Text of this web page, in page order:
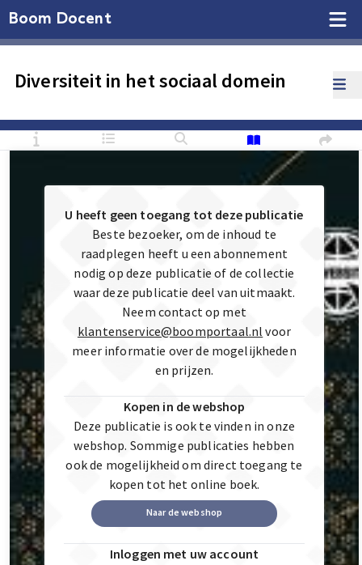
Boom Docent
Diversiteit in het sociaal domein
U heeft geen toegang tot deze publicatie
Beste bezoeker, om de inhoud te
raadplegen heeft u een abonnement
nodig op deze publicatie of de collectie
waar deze publicatie deel van uitmaakt.
Neem contact op met
klantenservice@boomportaal.nl voor
meer informatie over de mogelijkheden
en prijzen.
Kopen in de webshop
Deze publicatie is ook te vinden in onze
webshop. Sommige publicaties hebben
ook de mogelijkheid om direct toegang te
kopen tot het online boek.
Naar de webshop
Inloggen met uw account